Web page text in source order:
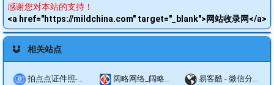
感谢您对本站的支持！
<a href="https://mildchina.com" target="_blank">网站收录网</a>
相关站点
拍点点证件照-证件照制作工具_证件照换底色_报名证件照审核工具_证件照换服装工具 阔略网络_阔略科技_短链生成_短网址生成_网址缩短 易客酷 - 微信分销系统 _ 分销商城系统 _ 微商分销系统